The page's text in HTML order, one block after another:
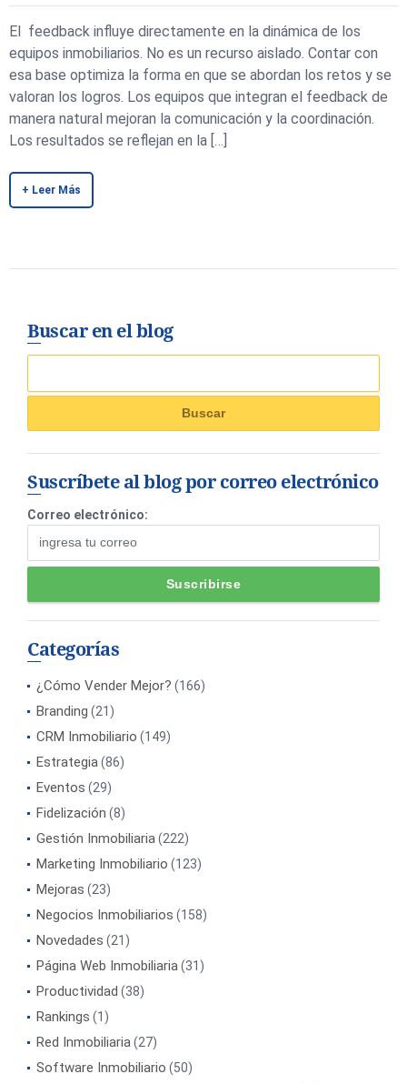
El feedback influye directamente en la dinámica de los
equipos inmobiliarios. No es un recurso aislado. Contar con
esa base optimiza la forma en que se abordan los retos y se
valoran los logros. Los equipos que integran el feedback de
manera natural mejoran la comunicación y la coordinación.
Los resultados se reflejan en la […]
+ Leer Más
Buscar en el blog
Suscríbete al blog por correo electrónico
Correo electrónico:
Categorías
¿Cómo Vender Mejor? (166)
Branding (21)
CRM Inmobiliario (149)
Estrategia(86)
Eventos (29)
Fidelización (8)
Gestión Inmobiliaria(222)
Marketing Inmobiliario (123)
Mejoras (23)
Negocios Inmobiliarios (158)
Novedades (21)
Página Web Inmobiliaria(31)
Productividad (38)
Rankings (1)
Red Inmobiliaria(27)
Software Inmobiliario (50)